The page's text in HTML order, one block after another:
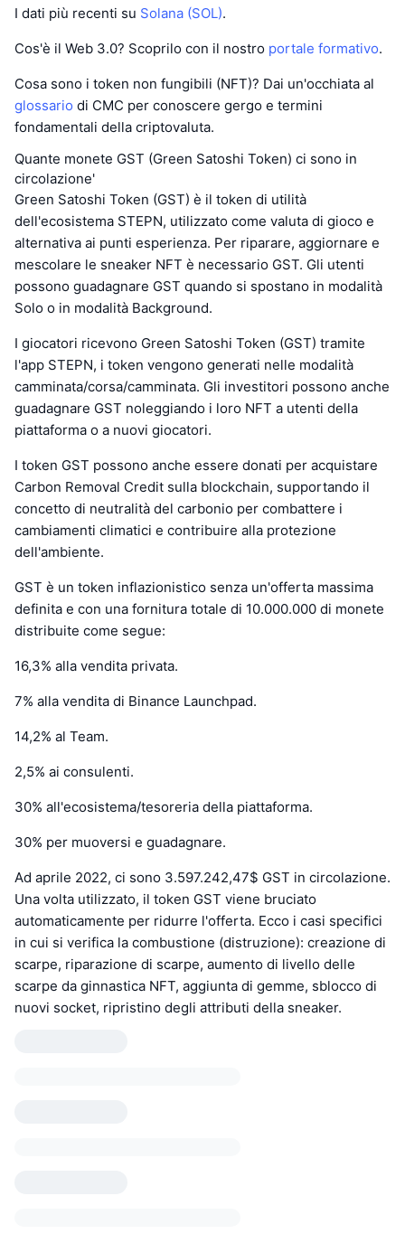
I dati più recenti su Solana (SOL).
Cos'è il Web 3.0? Scoprilo con il nostro portale formativo.
Cosa sono i token non fungibili (NFT)? Dai un'occhiata al
glossario di CMC per conoscere gergo e termini
fondamentali della criptovaluta.
Quante monete GST (Green Satoshi Token) ci sono in
circolazione'
Green Satoshi Token (GST) è il token di utilità
dell'ecosistema STEPN, utilizzato come valuta di gioco e
alternativa ai punti esperienza. Per riparare, aggiornare e
mescolare le sneaker NFT è necessario GST. Gli utenti
possono guadagnare GST quando si spostano in modalità
Solo o in modalità Background.
I giocatori ricevono Green Satoshi Token (GST) tramite
l'app STEPN, i token vengono generati nelle modalità
camminata/corsa/camminata. Gli investitori possono anche
guadagnare GST noleggiando i loro NFT a utenti della
piattaforma o a nuovi giocatori.
I token GST possono anche essere donati per acquistare
Carbon Removal Credit sulla blockchain, supportando il
concetto di neutralità del carbonio per combattere i
cambiamenti climatici e contribuire alla protezione
dell'ambiente.
GST è un token inflazionistico senza un'offerta massima
definita e con una fornitura totale di 10.000.000 di monete
distribuite come segue:
16,3% alla vendita privata.
7% alla vendita di Binance Launchpad.
14,2% al Team.
2,5% ai consulenti.
30% all'ecosistema/tesoreria della piattaforma.
30% per muoversi e guadagnare.
Ad aprile 2022, ci sono 3.597.242,47$ GST in circolazione.
Una volta utilizzato, il token GST viene bruciato
automaticamente per ridurre l'offerta. Ecco i casi specifici
in cui si verifica la combustione (distruzione): creazione di
scarpe, riparazione di scarpe, aumento di livello delle
scarpe da ginnastica NFT, aggiunta di gemme, sblocco di
nuovi socket, ripristino degli attributi della sneaker.